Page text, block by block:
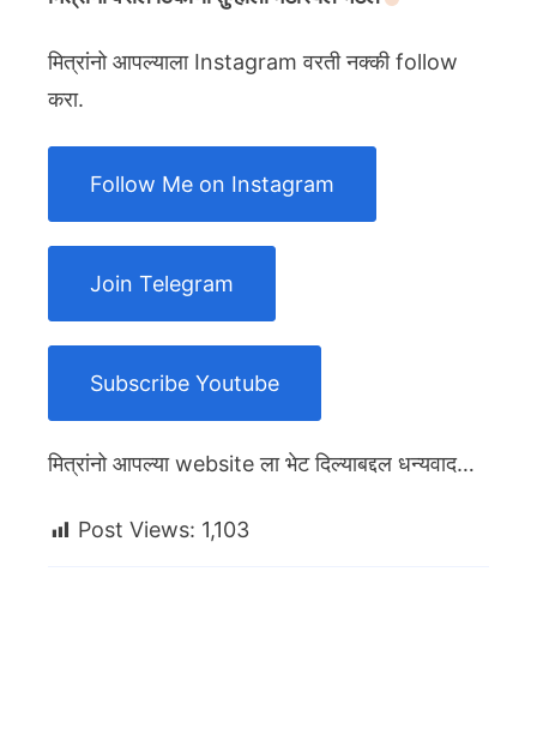
मित्रांनो आपल्याला Instagram वरती नक्की follow
करा.
Follow Me on Instagram
Join Telegram
Subscribe Youtube
मित्रांनो आपल्या website ला भेट दिल्याबद्दल धन्यवाद…
Post Views: 1,103